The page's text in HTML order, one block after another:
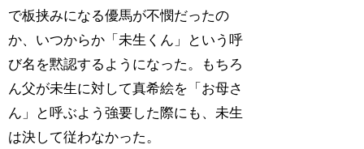
で板挟みになる優馬が不憫だったの
か、いつからか「未生くん」という呼
び名を黙認するようになった。もちろ
ん父が未生に対して真希絵を「お母さ
ん」と呼ぶよう強要した際にも、未生
は決して従わなかった。